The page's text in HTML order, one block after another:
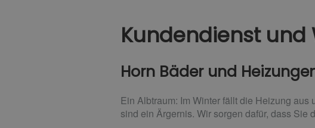
Kundendienst und
Horn Bäder und
Ein Albtraum: Im Winter fällt die Heizung
sind ein Ärgernis. Wir sorgen dafür, dass